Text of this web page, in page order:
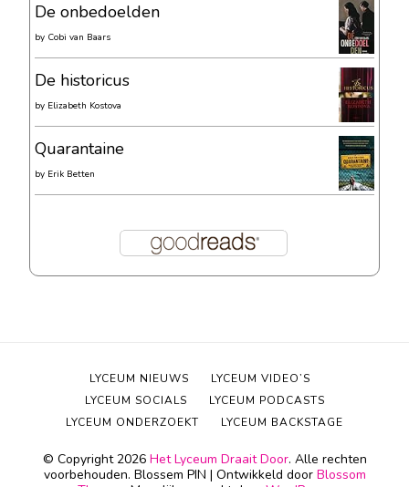
De onbedoelden
by Cobi van Baars
De historicus
by Elizabeth Kostova
Quarantaine
by Erik Betten
© Copyright 2026 Het Lyceum Draait Door. Alle rechten
voorbehouden. Blossem PIN | Ontwikkeld door Blossom
LYCEUM NIEUWS
LYCEUM VIDEO’S
LYCEUM SOCIALS
LYCEUM PODCASTS
LYCEUM ONDERZOEKT
LYCEUM BACKSTAGE